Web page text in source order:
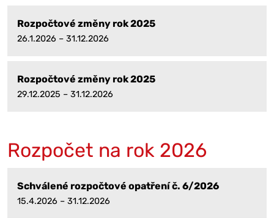
Rozpočtové změny rok 2025
26.1.2026 – 31.12.2026
Rozpočtové změny rok 2025
29.12.2025 – 31.12.2026
Rozpočet na rok 2026
Schválené rozpočtové opatření č. 6/2026
15.4.2026 – 31.12.2026